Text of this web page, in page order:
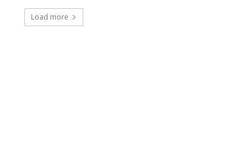
Load more